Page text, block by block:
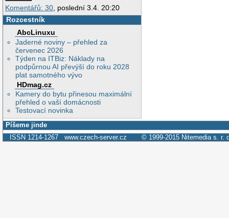
Komentářů: 30, poslední 3.4. 20:20
Rozcestník
AbcLinuxu
Jaderné noviny – přehled za
červenec 2026
Týden na ITBiz: Náklady na
podpůrnou AI převýší do roku 2028
plat samotného vývo
HDmag.cz
Kamery do bytu přinesou maximální
přehled o vaší domácnosti
Testovací novinka
Píšeme jinde
ISSN 1214-1267 www.czech-server.cz © 1999-2015 Nitemedia s. r.